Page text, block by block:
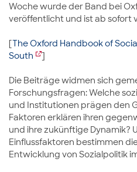
Woche wurde der Band bei
veröffentlicht und ist ab sofort
[The Oxford Handbook of
South
]
Die Beiträge widmen sich
Forschungsfragen: Welche
und Institutionen prägen den
Faktoren erklären ihren
und ihre zukünftige Dynamik?
Einflussfaktoren bestimmen
Entwicklung von Sozialpolitik